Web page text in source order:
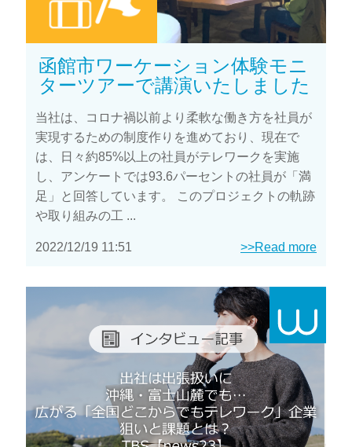
函館市ワーケーション体験モニ
ターツアーで講演いたしました
当社は、コロナ禍以前より柔軟な働き方を社員が
実現するための制度作りを進めており、現在で
は、日々約85%以上の社員がテレワークを実施
し、アンケートでは93.6パーセントの社員が「満
足」と回答しています。 このプロジェクトの軌跡
や取り組みの工 ...
2022/12/19 11:51 >>Read more